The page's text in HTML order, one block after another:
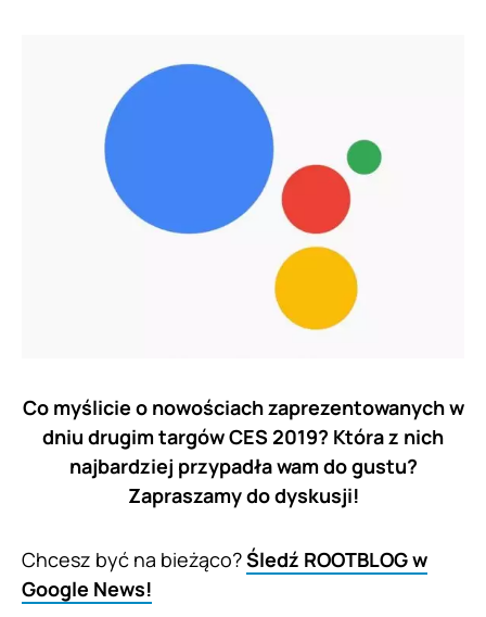
Co myślicie o nowościach zaprezentowanych w
dniu drugim targów CES 2019? Która z nich
najbardziej przypadła wam do gustu?
Zapraszamy do dyskusji!
Chcesz być na bieżąco?Śledź ROOTBLOG w
Google News!